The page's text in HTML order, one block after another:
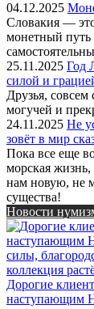
04.12.2025
Словакия —
монетный путь
25.11.2025 Год
силой и
Друзья,
могучей и
24.11.2025 Не
зовёт в мир
Пока все еще
морская
нам новую, не
существа!
Новости
Дорогие
наступающим